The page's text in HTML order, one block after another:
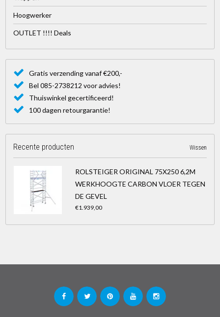
Hoogwerker
OUTLET !!!! Deals
Gratis verzending vanaf €200,-
Bel 085-2738212 voor advies!
Thuiswinkel gecertificeerd!
100 dagen retourgarantie!
Recente producten Wissen
ROLSTEIGER ORIGINAL 75X250 6,2M
WERKHOOGTE CARBON VLOER TEGEN
DE GEVEL
€1.939,00